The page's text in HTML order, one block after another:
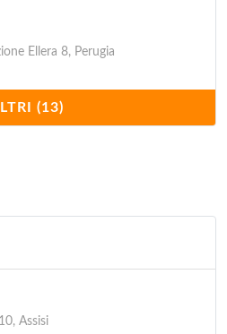
Ellera 8, Perugia
(13)
Assisi